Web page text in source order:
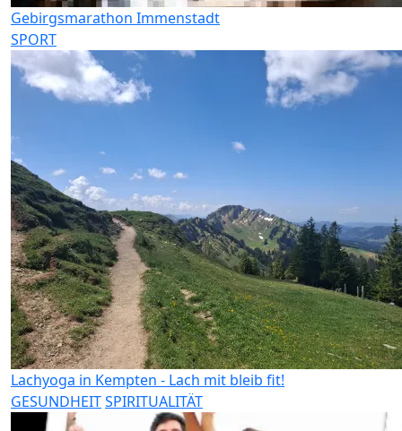
Gebirgsmarathon Immenstadt
SPORT
Lachyoga in Kempten - Lach mit bleib fit!
GESUNDHEITSPIRITUALITÄT